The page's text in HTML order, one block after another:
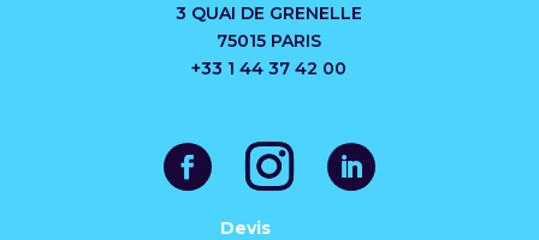
3 QUAI DE GRENELLE
75015 PARIS
+33 1 44 37 42 00
Devis